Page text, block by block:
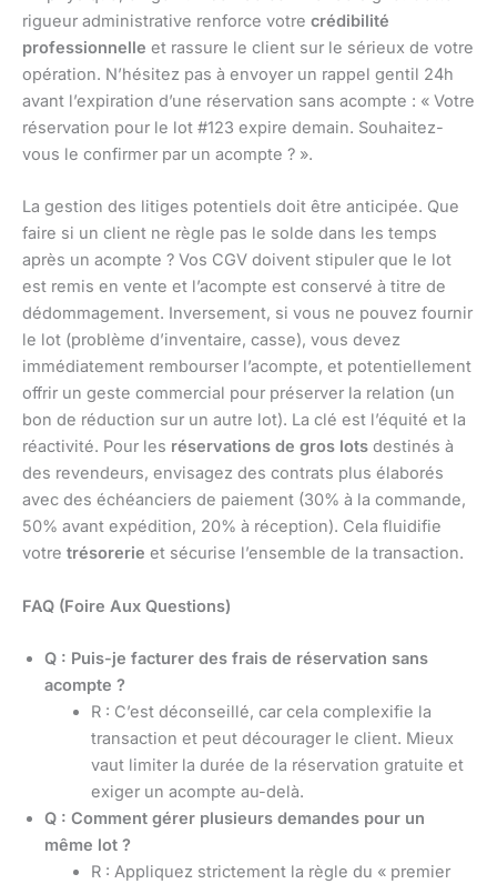
rigueur administrative renforce votre crédibilité
professionnelle et rassure le client sur le sérieux de votre
opération. N’hésitez pas à envoyer un rappel gentil 24h
avant l’expiration d’une réservation sans acompte : « Votre
réservation pour le lot #123 expire demain. Souhaitez-
vous le confirmer par un acompte ? ».
La gestion des litiges potentiels doit être anticipée. Que
faire si un client ne règle pas le solde dans les temps
après un acompte ? Vos CGV doivent stipuler que le lot
est remis en vente et l’acompte est conservé à titre de
dédommagement. Inversement, si vous ne pouvez fournir
le lot (problème d’inventaire, casse), vous devez
immédiatement rembourser l’acompte, et potentiellement
offrir un geste commercial pour préserver la relation (un
bon de réduction sur un autre lot). La clé est l’équité et la
réactivité. Pour les réservations de gros lots destinés à
des revendeurs, envisagez des contrats plus élaborés
avec des échéanciers de paiement (30% à la commande,
50% avant expédition, 20% à réception). Cela fluidifie
votre trésorerie et sécurise l’ensemble de la transaction.
FAQ (Foire Aux Questions)
Q : Puis-je facturer des frais de réservation sans
acompte ?
R : C’est déconseillé, car cela complexifie la
transaction et peut décourager le client. Mieux
vaut limiter la durée de la réservation gratuite et
exiger un acompte au-delà.
Q : Comment gérer plusieurs demandes pour un
même lot ?
R : Appliquez strictement la règle du « premier